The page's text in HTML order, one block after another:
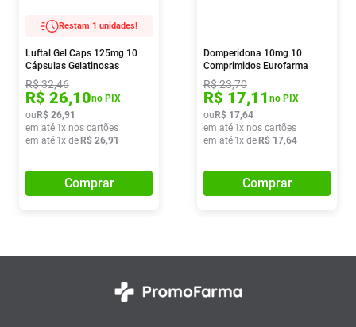
Restam 1 unidades!
Luftal Gel Caps 125mg 10
Cápsulas Gelatinosas
R$32,46
R$ 26,10no PIX
ou R$ 26,91
em até 1x nos cartões
em até 1x de R$ 26,91
Comprar
Domperidona 10mg 10
Comprimidos Eurofarma
R$23,70
R$ 17,11 no PIX
ou R$ 17,64
em até 1x nos cartões
em até 1x de R$ 17,64
Comprar